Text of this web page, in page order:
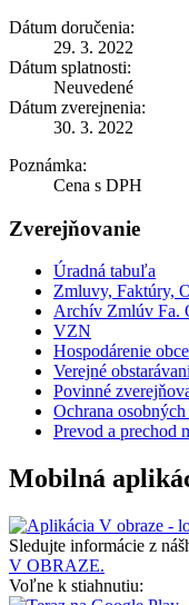
Dátum doručenia:
29. 3. 2022
Dátum splatnosti:
Neuvedené
Dátum zverejnenia:
30. 3. 2022
Poznámka:
Cena s DPH
Zverejňovanie
Úradná tabuľa
Zmluvy, Faktúry,
Archív Zmlúv Fa.
VZN
Hospodárenie obce
Verejné
Povinné
Ochrana
Prevod a prechod
Mobilná
Sledujte informácie z
V OBRAZE.
Voľne k stiahnutiu: